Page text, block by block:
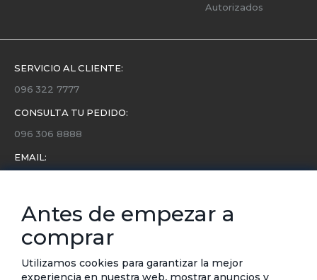
Autorizados
SERVICIO AL CLIENTE:
096 322 7777
CONSULTA TU PEDIDO:
096 306 8888
EMAIL:
Conoce toda la información sobre últimas colecciones,
eventos y ofertas.
Subscríbete a nuestro newsletter
Antes de empezar a
comprar
Utilizamos cookies para garantizar la mejor
experiencia en nuestra web, mostrar anuncios y